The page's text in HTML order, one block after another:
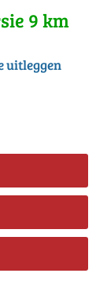
9 km
uitleggen